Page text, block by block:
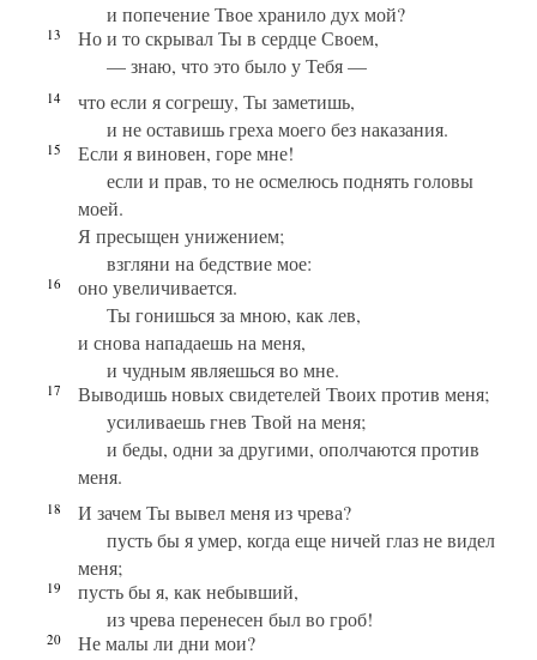
и попечение Твое хранило дух мой?
13
Но и то скрывал Ты в сердце Своем,
— знаю, что это было у Тебя —
14
что если я согрешу, Ты заметишь,
и не оставишь греха моего без наказания.
15
Если я виновен, горе мне!
если и прав, то не осмелюсь поднять головы
моей.
Я пресыщен унижением;
взгляни на бедствие мое:
16
оно увеличивается.
Ты гонишься за мною, как лев,
и снова нападаешь на меня,
и чудным являешься во мне.
17
Выводишь новых свидетелей Твоих против меня;
усиливаешь гнев Твой на меня;
и беды, одни за другими, ополчаются против
меня.
18
И зачем Ты вывел меня из чрева?
пусть бы я умер, когда еще ничей глаз не видел
меня;
19
пусть бы я, как небывший,
из чрева перенесен был во гроб!
20
Не малы ли дни мои?